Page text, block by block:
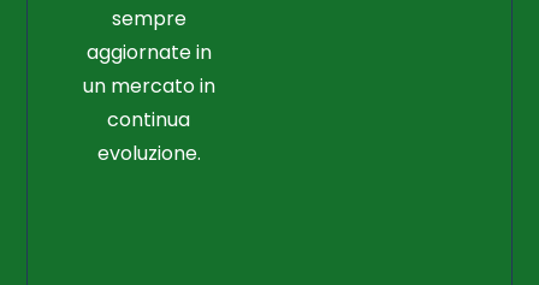
sempre
aggiornate in
un mercato in
continua
evoluzione.